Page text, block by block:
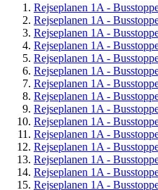
Rejseplanen 1A -
Rejseplanen 1A -
Rejseplanen 1A -
Rejseplanen 1A -
Rejseplanen 1A -
Rejseplanen 1A -
Rejseplanen 1A -
Rejseplanen 1A -
Rejseplanen 1A -
Rejseplanen 1A -
Rejseplanen 1A -
Rejseplanen 1A -
Rejseplanen 1A -
Rejseplanen 1A -
Rejseplanen 1A -